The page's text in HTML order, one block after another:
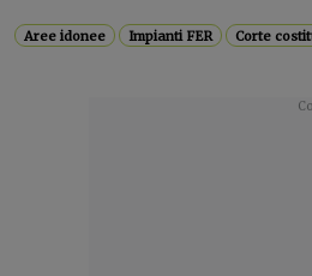
Aree idonee Impianti FER Corte